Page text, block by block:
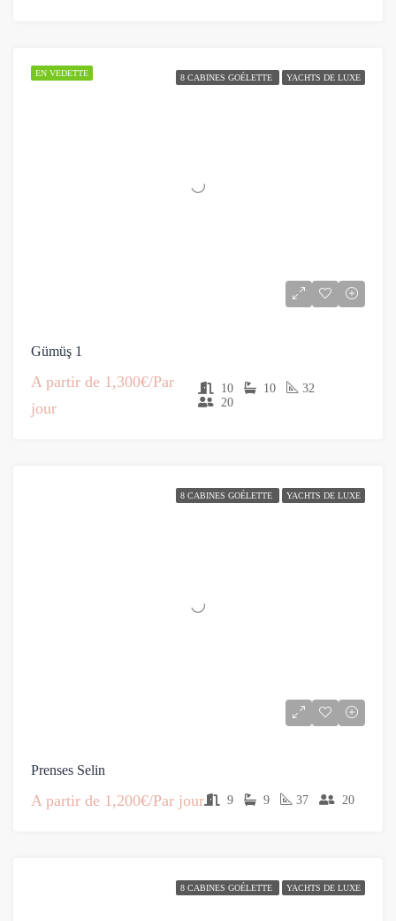
EN VEDETTE 8 CABINES GOÉLETTE YACHTS DE LUXE
Gümüş 1
A partir de 1,300€/Par
jour
10 10
32
20
8 CABINES GOÉLETTE YACHTS DE LUXE
Prenses Selin
A partir de 1,200€/Par jour 9 9 37 20
8 CABINES GOÉLETTE YACHTS DE LUXE